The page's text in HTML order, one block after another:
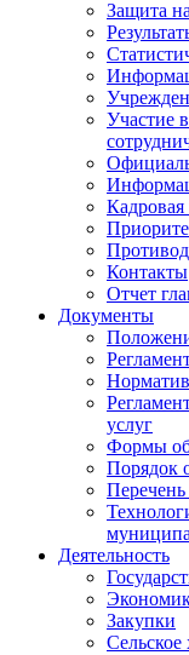
Защита
Участие
Кадровая
Контакты
Отчет
Документы
услуг
Формы
Порядок
Деятельность
Закупки
Сельское